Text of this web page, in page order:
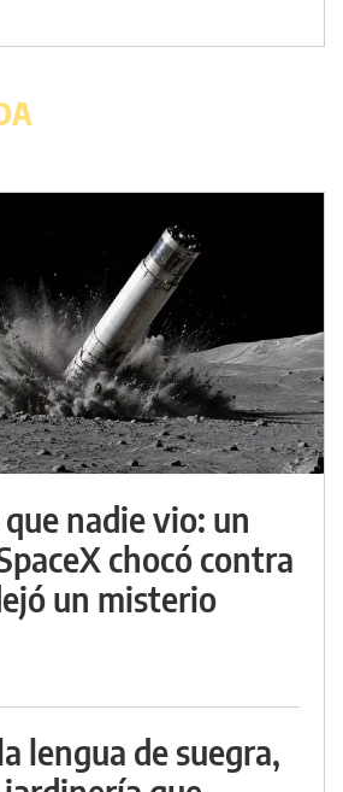
nadie vio: un
chocó contra
un misterio
lengua de suegra,